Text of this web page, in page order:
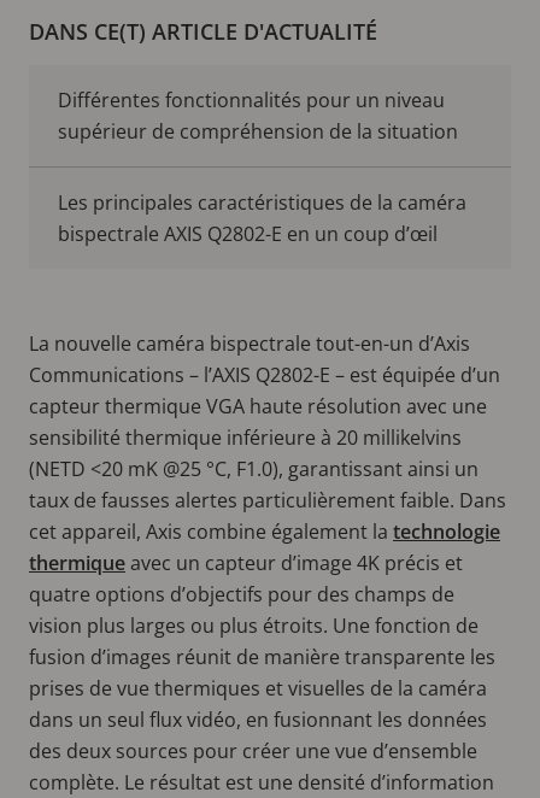
DANS CE(T) ARTICLE D'ACTUALITÉ
Différentes fonctionnalités pour un niveau
supérieur de compréhension de la situation
Les principales caractéristiques de la caméra
bispectrale AXIS Q2802-E en un coup d’œil
La nouvelle caméra bispectrale tout-en-un d’Axis
Communications – l’AXIS Q2802-E – est équipée d’un
capteur thermique VGA haute résolution avec une
sensibilité thermique inférieure à 20 millikelvins
(NETD <20 mK @25 °C, F1.0), garantissant ainsi un
taux de fausses alertes particulièrement faible. Dans
cet appareil, Axis combine également la technologie
thermiqueavec un capteur d’image 4K précis et
quatre options d’objectifs pour des champs de
vision plus larges ou plus étroits. Une fonction de
fusion d’images réunit de manière transparente les
prises de vue thermiques et visuelles de la caméra
dans un seul flux vidéo, en fusionnant les données
des deux sources pour créer une vue d’ensemble
complète. Le résultat est une densité d’information